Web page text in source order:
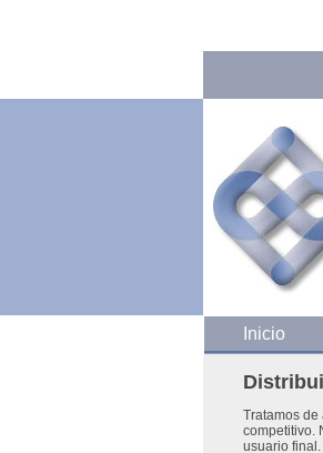
Inicio
Tratamos
competitivo.
usuario final.